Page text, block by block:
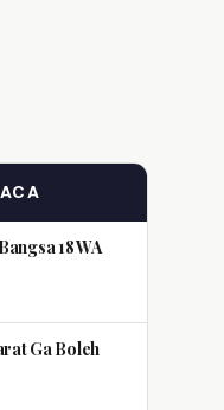
18 WA
Ga Boleh